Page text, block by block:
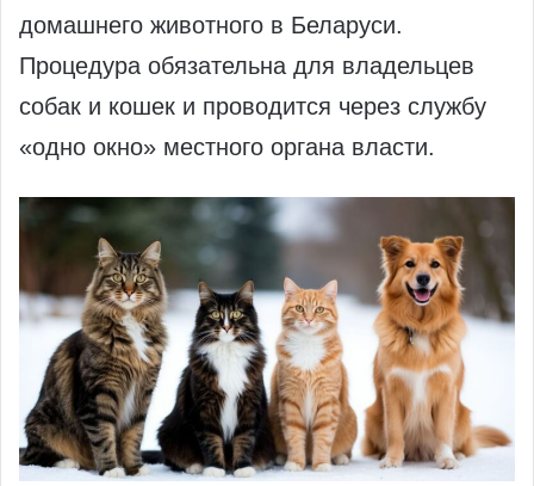
домашнего животного в Беларуси.
Процедура обязательна для владельцев
собак и кошек и проводится через службу
«одно окно» местного органа власти.